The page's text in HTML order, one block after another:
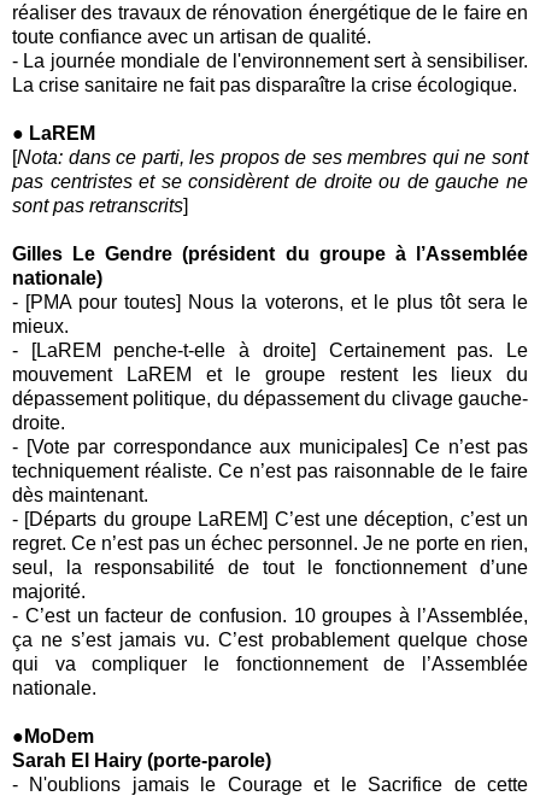
réaliser des travaux de rénovation énergétique de le faire en
toute confiance avec un artisan de qualité.
- La journée mondiale de l'environnement sert à sensibiliser.
La crise sanitaire ne fait pas disparaître la crise écologique.
● LaREM
[Nota: dans ce parti, les propos de ses membres qui ne sont
pas centristes et se considèrent de droite ou de gauche ne
sont pas retranscrits]
Gilles Le Gendre (président du groupe à l’Assemblée
nationale)
- [PMA pour toutes] Nous la voterons, et le plus tôt sera le
mieux.
- [LaREM penche-t-elle à droite] Certainement pas. Le
mouvement LaREM et le groupe restent les lieux du
dépassement politique, du dépassement du clivage gauche-
droite.
- [Vote par correspondance aux municipales] Ce n’est pas
techniquement réaliste. Ce n’est pas raisonnable de le faire
dès maintenant.
- [Départs du groupe LaREM] C’est une déception, c’est un
regret. Ce n’est pas un échec personnel. Je ne porte en rien,
seul, la responsabilité de tout le fonctionnement d’une
majorité.
- C’est un facteur de confusion. 10 groupes à l’Assemblée,
ça ne s’est jamais vu. C’est probablement quelque chose
qui va compliquer le fonctionnement de l’Assemblée
nationale.
●MoDem
Sarah El Hairy (porte-parole)
- N'oublions jamais le Courage et le Sacrifice de cette